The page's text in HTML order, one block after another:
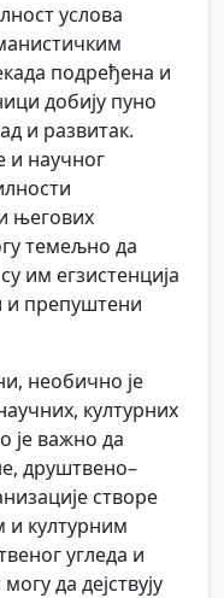
услова
подређена и
добију пуно
и развитак.
и научног
његових
темељно да
им егзистенција
и препуштени
необично је
културних
је важно да
друштвено–
створе
и културним
угледа и
да дејствују